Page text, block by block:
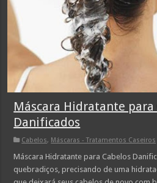
Máscara Hidratante para
Danificados
Cabelos, Máscaras - Tratamentos Caseiros
Máscara Hidratante para Cabelos
quebradiços, precisando de uma